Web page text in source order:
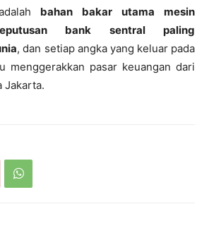
bahan bakar utama mesin
bank sentral paling
, dan setiap angka yang keluar pada
menggerakkan pasar keuangan dari
Jakarta.